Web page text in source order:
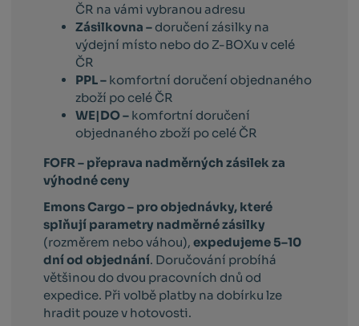
ČR na vámi vybranou adresu
Zásilkovna – doručení zásilky na
výdejní místo nebo do Z-BOXu v celé
ČR
PPL – komfortní doručení objednaného
zboží po celé ČR
WE|DO – komfortní doručení
objednaného zboží po celé ČR
FOFR – přeprava nadměrných zásilek za
výhodné ceny
Emons Cargo – pro objednávky, které
splňují parametry nadměrné zásilky
(rozměrem nebo váhou),expedujeme 5–10
dní od objednání. Doručování probíhá
většinou do dvou pracovních dnů od
expedice. Při volbě platby na dobírku lze
hradit pouze v hotovosti.